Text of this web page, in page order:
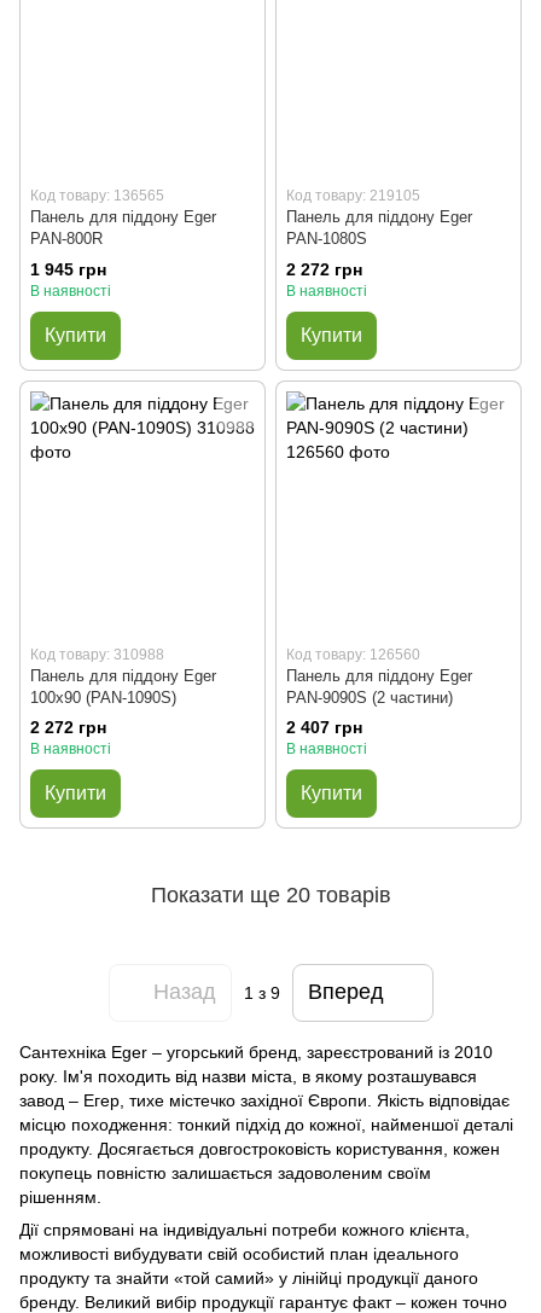
Код товару: 136565
Панель для піддону Eger
PAN-800R
1 945 грн
В наявності
Купити
Код товару: 219105
Панель для піддону Eger
PAN-1080S
2 272 грн
В наявності
Купити
Код товару: 310988
Панель для піддону Eger
100х90 (PAN-1090S)
2 272 грн
В наявності
Купити
Код товару: 126560
Панель для піддону Eger
PAN-9090S (2 частини)
2 407 грн
В наявності
Купити
Показати ще 20 товарів
Назад 1 з 9 Вперед
Сантехніка Eger – угорський бренд, зареєстрований із 2010
року. Ім'я походить від назви міста, в якому розташувався
завод – Егер, тихе містечко західної Європи. Якість відповідає
місцю походження: тонкий підхід до кожної, найменшої деталі
продукту. Досягається довгостроковість користування, кожен
покупець повністю залишається задоволеним своїм
рішенням.
Дії спрямовані на індивідуальні потреби кожного клієнта,
можливості вибудувати свій особистий план ідеального
продукту та знайти «той самий» у лінійці продукції даного
бренду. Великий вибір продукції гарантує факт – кожен точно